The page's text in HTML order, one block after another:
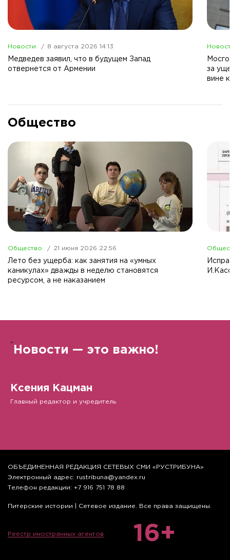
Новости 8 августа 2026 14:13
Медведев заявил, что в будущем Запад
отвернется от Армении
за
вине
Общество
Общество 21 июня 2026 22:56
Лето без ущерба: как занятия на «умных
каникулах» дважды в неделю становятся
ресурсом, а не наказанием
” Новости — это важно!
Ксения Кацман
Главный редактор и учредитель
ОБЪЕДИНЕННАЯ РЕДАКЦИЯ СЕТЕВЫХ СМИ «РУСТРИБУНА»
Электронный адрес: rustribuna@yandex.ru
Телефон редакции: +7 916 751 78 88
Питерские истории | Сетевое издание. Все права защищены.
Реестр иностранных агентов 16+